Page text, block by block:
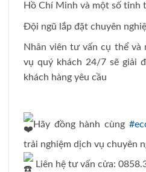
Hồ Chí Minh và một số tỉnh
Đội ngũ lắp đặt chuyên
Nhân viên tư vấn cụ thể
vụ quý khách 24/7 sẽ giải
khách hàng yêu cầu
Hãy đồng hành cùng
trải nghiệm dịch vụ chuyên
Liên hệ tư vấn cửa: